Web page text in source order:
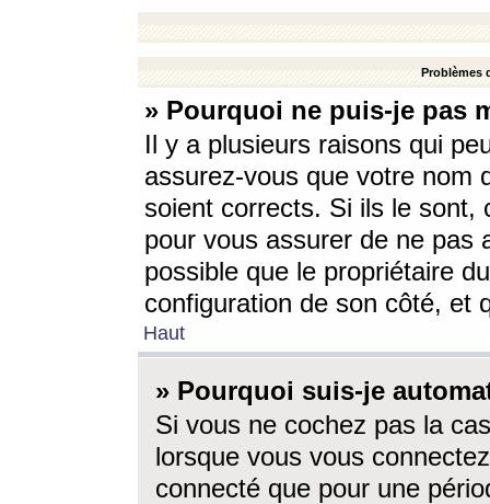
Problèmes
» Pourquoi ne puis-je pas
Il y a plusieurs raisons qui
assurez-vous que votre nom
soient corrects. Si ils le sont,
pour vous assurer de ne pas
possible que le propriétaire
configuration de son côté, et
Haut
» Pourquoi suis-je
Si vous ne cochez pas la
lorsque vous vous
connecté que pour une